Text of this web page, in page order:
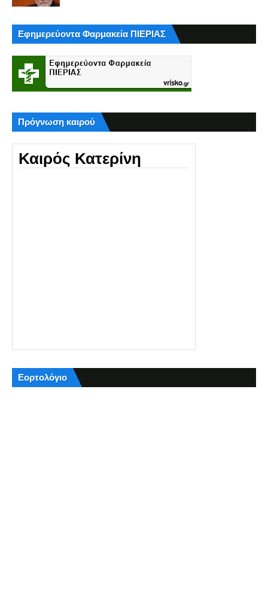
Εφημερεύοντα Φαρμακεία ΠΙΕΡΙΑΣ
Πρόγνωση καιρού
Καιρός Κατερίνη
Εορτολόγιο